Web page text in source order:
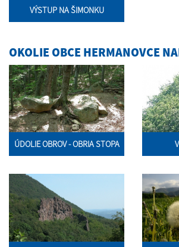
VÝSTUP NA ŠIMONKU
OKOLIE OBCE HERMANOVCE
ÚDOLIE OBROV - OBRIA STOPA